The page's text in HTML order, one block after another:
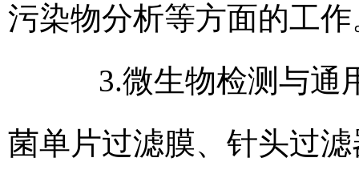
污染物分析等方面的工作
3.微生物检测与通
菌单片过滤膜、针头过